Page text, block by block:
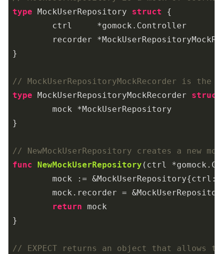
type MockUserRepository struct {
}
// MockUserRepositoryMockRecorder is the
type MockUserRepositoryMockRecorder struct
}
// NewMockUserRepository creates a new
func
NewMockUserRepository (ctrl
return mock
}
// EXPECT returns an object that allows